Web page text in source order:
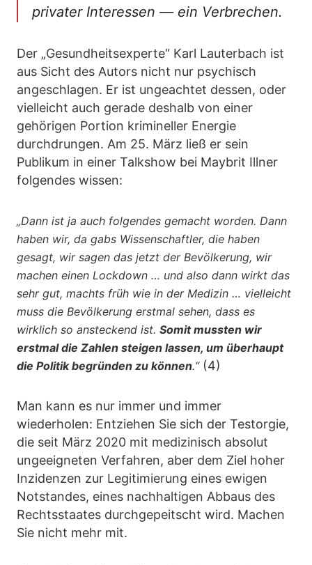
privater Interessen — ein Verbrechen.
Der „Gesundheitsexperte“ Karl Lauterbach ist
aus Sicht des Autors nicht nur psychisch
angeschlagen. Er ist ungeachtet dessen, oder
vielleicht auch gerade deshalb von einer
gehörigen Portion krimineller Energie
durchdrungen. Am 25. März ließ er sein
Publikum in einer Talkshow bei Maybrit Illner
folgendes wissen:
„Dann ist ja auch folgendes gemacht worden. Dann
haben wir, da gabs Wissenschaftler, die haben
gesagt, wir sagen das jetzt der Bevölkerung, wir
machen einen Lockdown … und also dann wirkt das
sehr gut, machts früh wie in der Medizin … vielleicht
muss die Bevölkerung erstmal sehen, dass es
wirklich so ansteckend ist. Somit mussten wir
erstmal die Zahlen steigen lassen, um überhaupt
die Politik begründen zu können.“(4)
Man kann es nur immer und immer
wiederholen: Entziehen Sie sich der Testorgie,
die seit März 2020 mit medizinisch absolut
ungeeigneten Verfahren, aber dem Ziel hoher
Inzidenzen zur Legitimierung eines ewigen
Notstandes, eines nachhaltigen Abbaus des
Rechtsstaates durchgepeitscht wird. Machen
Sie nicht mehr mit.